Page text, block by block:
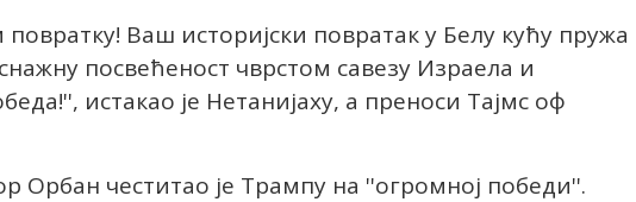
Ваш историјски повратак у Белу кућу пружа
посвећеност чврстом савезу Израела и
истакао је Нетанијаху, а преноси Тајмс оф
Орбан честитао је Трампу на ''огромној победи''.